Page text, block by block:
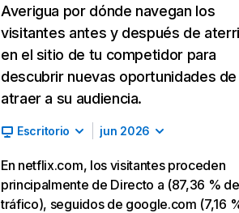
Averigua por dónde navegan los
visitantes antes y después de
en el sitio de tu competidor para
descubrir nuevas oportunidades de
atraer a su audiencia.
Escritorio jun 2026
En netflix.com, los visitantes proceden
principalmente de Directo a (87,36 % de
tráfico), seguidos de google.com (7,16